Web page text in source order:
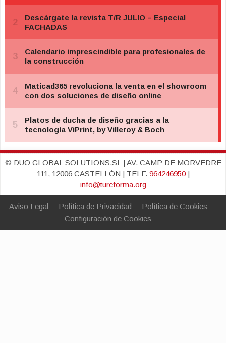
© DUO GLOBAL SOLUTIONS,SL | AV. CAMP DE MORVEDRE
111, 12006 CASTELLÓN | TELF. 964246950|
info@tureforma.org
Aviso Legal Política de Privacidad
Política de Cookies
Configuración de Cookies